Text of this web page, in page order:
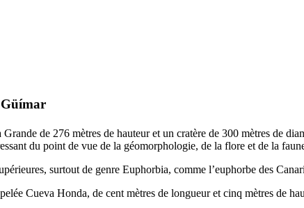
Güímar
Grande de 276 mètres de hauteur et un cratère de 300 mètres de
du point de vue de la géomorphologie, de la flore et de la
surtout de genre Euphorbia, comme l’euphorbe des
Cueva Honda, de cent mètres de longueur et cinq mètres de